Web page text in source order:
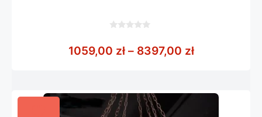
5
1059,00 zł – 8397,00 złZakres cen: